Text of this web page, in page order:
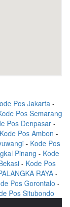
Pos Jakarta -
Pos Semarang
Pos Denpasar-
Kode Pos Ambon -
- Kode Pos
Pinang - Kode
- Kode Pos
RAYA-
Pos Gorontalo -
Pos Situbondo